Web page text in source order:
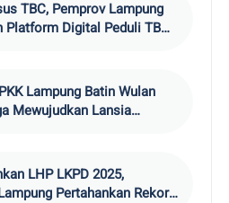
TBC, Pemprov Lampung
Platform Digital Peduli TB
Lampung Batin Wulan
Mewujudkan Lansia
LHP LKPD 2025,
Pertahankan Rekor